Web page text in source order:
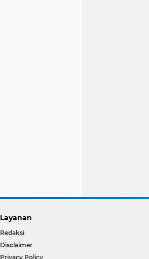
Layanan
Redaksi
Disclaimer
Privacy Policy